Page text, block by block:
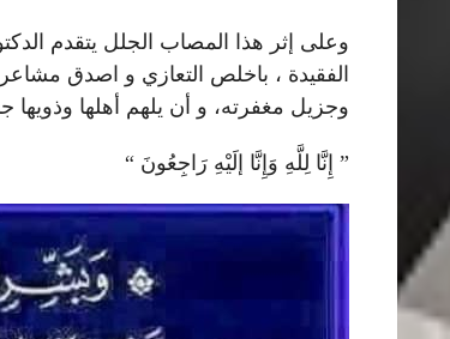
وعلى إثر هذا المصاب الجلل يتقدم
الفقيدة ، باخلص التعازي و اصدق
وجزيل مغفرته، و أن يلهم أهلها وذويها
” إِنَّا لِلَّهِ وَإِنَّا إلَيْهِ رَاجِعُونَ “